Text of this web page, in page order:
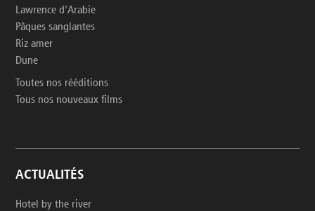
Lawrence d'Arabie
Pâques sanglantes
Riz amer
Dune
Toutes nos rééditions
Tous nos nouveaux films
ACTUALITÉS
Hotel by the river